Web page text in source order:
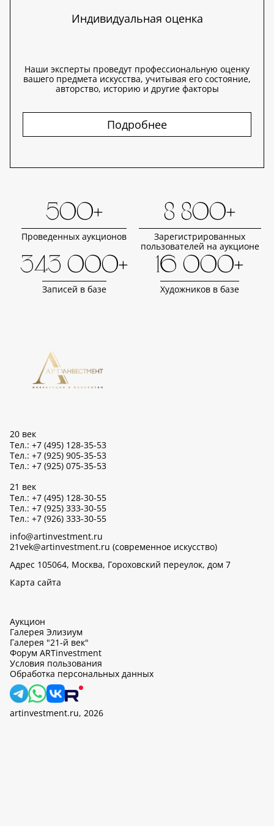
Индивидуальная оценка
Наши эксперты проведут профессиональную оценку
вашего предмета искусства, учитывая его состояние,
авторство, историю и другие факторы
Подробнее
500+
Проведенных аукционов
8 800+
Зарегистрированных
пользователей на аукционе
343 000+
Записей в базе
16 000+
Художников в базе
20 век
Тел.: +7 (495) 128-35-53
Тел.: +7 (925) 905-35-53
Тел.: +7 (925) 075-35-53
21 век
Тел.: +7 (495) 128-30-55
Тел.: +7 (925) 333-30-55
Тел.: +7 (926) 333-30-55
info@artinvestment.ru
21vek@artinvestment.ru (современное искусство)
Адрес 105064, Москва, Гороховский переулок, дом 7
Карта сайта
Аукцион
Галерея Элизиум
Галерея "21-й век"
Форум ARTinvestment
Условия пользования
Обработка персональных данных
artinvestment.ru, 2026